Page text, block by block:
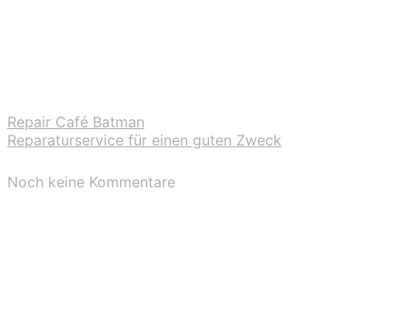
Repair Café Batman
Reparaturservice für einen guten Zweck
Noch keine Kommentare